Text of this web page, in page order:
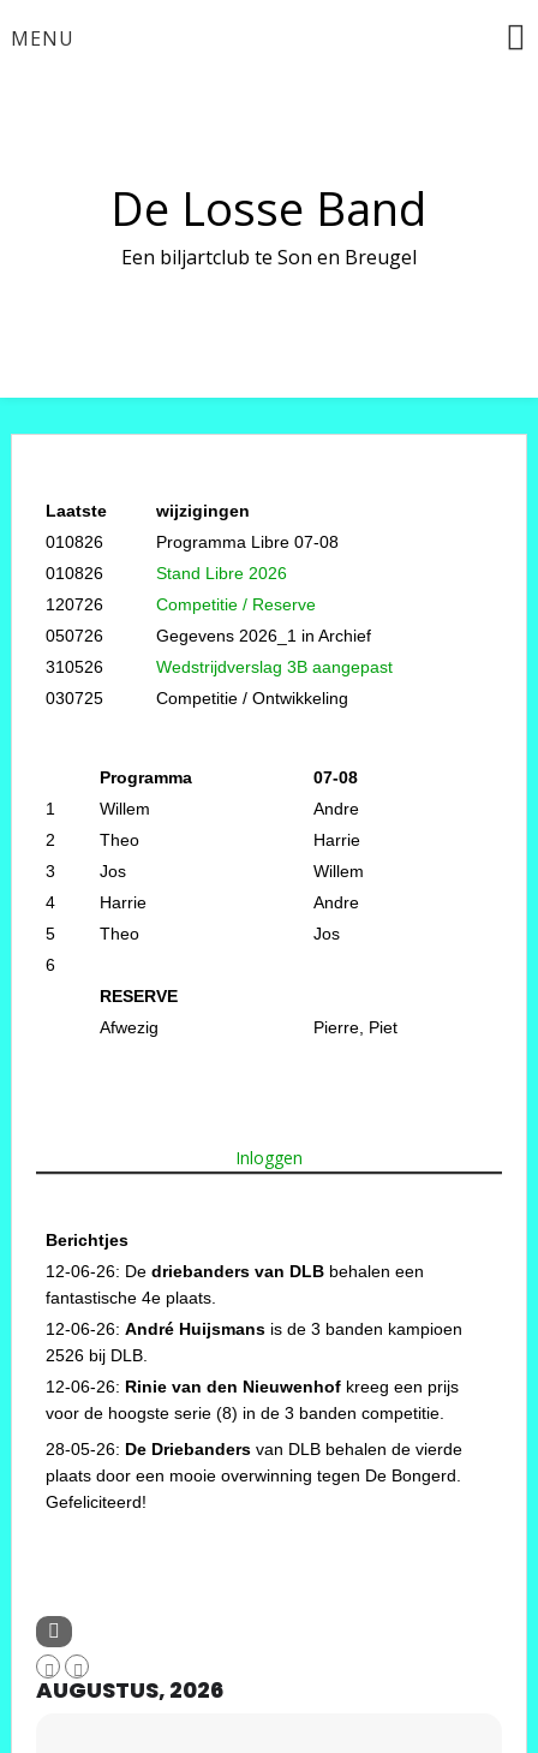
naar
MENU
De Losse Band
Een biljartclub te Son en Breugel
Laatste
wijzigingen
010826
Programma Libre 07-08
010826
Stand Libre 2026
120726
Competitie / Reserve
050726
Gegevens 2026_1 in Archief
310526
Wedstrijdverslag 3B aangepast
030725
Competitie / Ontwikkeling
Programma
07-08
1
Willem
Andre
2
Theo
Harrie
3
Jos
Willem
4
Harrie
Andre
5
Theo
Jos
6
RESERVE
Afwezig
Pierre, Piet
Inloggen
Berichtjes
12-06-26: De driebanders van DLBbehalen een
fantastische 4e plaats.
12-06-26: André Huijsmansis de 3 banden kampioen
2526 bij DLB.
12-06-26: Rinie van den Nieuwenhofkreeg een prijs
voor de hoogste serie (8) in de 3 banden competitie.
28-05-26: De Driebandersvan DLB behalen de vierde
plaats door een mooie overwinning tegen De Bongerd.
Gefeliciteerd!
AUGUSTUS, 2026